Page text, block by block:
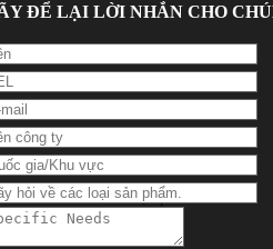
tube: Φ10-Φ240mm, Square
ĐỂ LẠI LỜI NHẮN CHO